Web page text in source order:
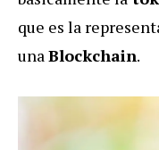
que es la
unaBlockchain.